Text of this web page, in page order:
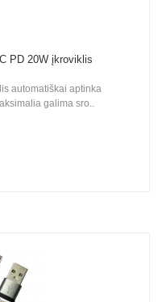
PD 20W įkroviklis
automatiškai aptinka
galima sro..